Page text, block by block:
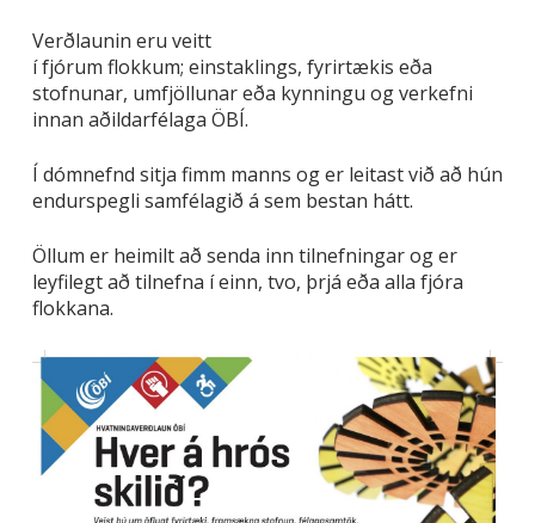
Verðlaunin eru veitt
í fjórum flokkum; einstaklings, fyrirtækis eða
stofnunar, umfjöllunar eða kynningu og verkefni
innan aðildarfélaga ÖBÍ.
Í dómnefnd sitja fimm manns og er leitast við að hún
endurspegli samfélagið á sem bestan hátt.
Öllum er heimilt að senda inn tilnefningar og er
leyfilegt að tilnefna í einn, tvo, þrjá eða alla fjóra
flokkana.